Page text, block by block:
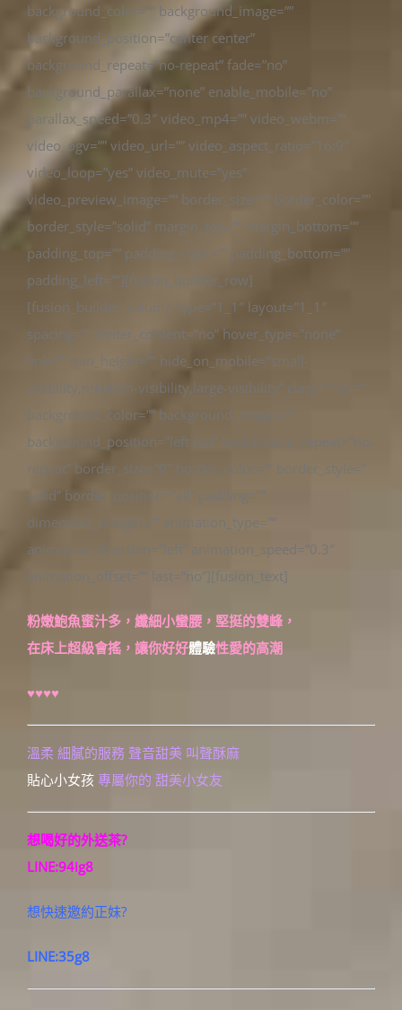
background_color=”” background_image=””
background_position=”center center”
background_repeat=”no-repeat” fade=”no”
background_parallax=”none” enable_mobile=”no”
parallax_speed=”0.3″ video_mp4=”” video_webm=””
video_ogv=”” video_url=”” video_aspect_ratio=”16:9″
video_loop=”yes” video_mute=”yes”
video_preview_image=”” border_size=”” border_color=””
border_style=”solid” margin_top=”” margin_bottom=””
padding_top=”” padding_right=”” padding_bottom=””
padding_left=””][fusion_builder_row]
[fusion_builder_column type=”1_1″ layout=”1_1″
spacing=”” center_content=”no” hover_type=”none”
link=”” min_height=”” hide_on_mobile=”small-
visibility,medium-visibility,large-visibility” class=”” id=””
background_color=”” background_image=””
background_position=”left top” background_repeat=”no-
repeat” border_size=”0″ border_color=”” border_style=”
solid” border_position=”all” padding=””
dimension_margin=”” animation_type=””
animation_direction=”left” animation_speed=”0.3″
animation_offset=”” last=”no”][fusion_text]
粉嫩鮑魚蜜汁多，纖細小蠻腰，堅挺的雙峰，
在床上超級會搖，讓你好好體驗性愛的高潮
♥♥♥♥
溫柔 細膩的服務 聲音甜美 叫聲酥麻
貼心小女孩 專屬你的 甜美小女友
想喝好的外送茶?
LINE:94ig8
想快速邀約正妹?
LINE:35g8